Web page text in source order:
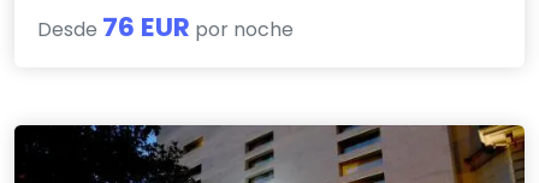
Desde 76 EUR por noche